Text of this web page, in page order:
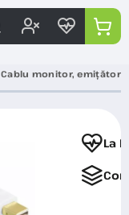
Cablu monitor, emițător
La